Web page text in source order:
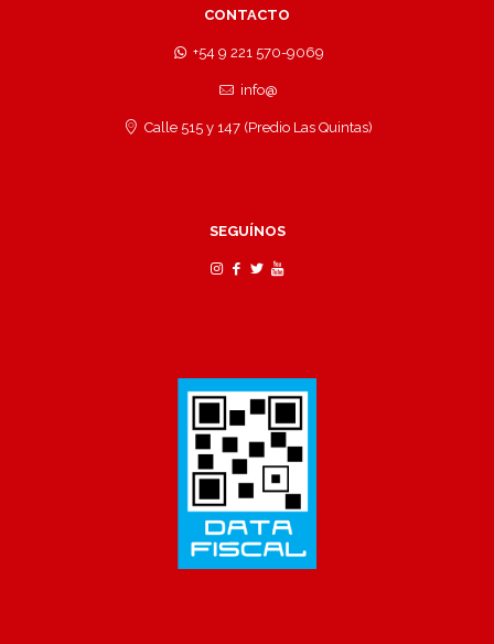
CONTACTO
+54 9 221 570-9069
info@
Calle 515 y 147 (Predio Las Quintas)
SEGUÍNOS